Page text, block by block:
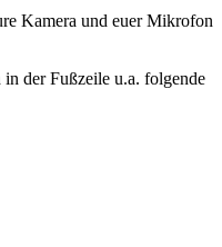
Kamera und euer Mikrofon
der Fußzeile u.a. folgende